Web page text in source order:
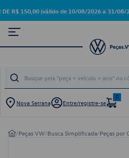
DE R$ 150,00 (válido de 10/08/2026 a 31/08/
Nova Serrana Entre/registre-se
0
/Peças VW/Busca Simplificada/Peças por